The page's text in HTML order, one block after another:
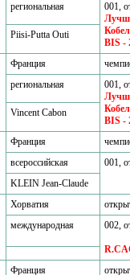
региональная
001,
BIS -
Piisi-Putta Outi
Франция
региональная
001,
BIS -
Vincent Cabon
Франция
всероссийская
001,
KLEIN Jean-Claude
Хорватия
международная
002,
Франция